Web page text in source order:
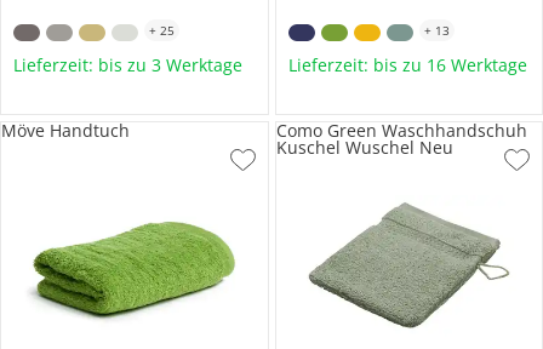
+ 25
Lieferzeit: bis zu 3 Werktage
+ 13
Lieferzeit: bis zu 16 Werktage
Möve Handtuch Como Green Waschhandschuh
Kuschel Wuschel Neu